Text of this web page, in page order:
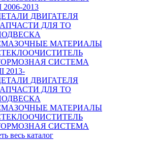
2013
ДВИГАТЕЛЯ
ДЛЯ ТО
МАТЕРИАЛЫ
СИСТЕМА
2013-
ДВИГАТЕЛЯ
ДЛЯ ТО
МАТЕРИАЛЫ
СИСТЕМА
весь каталог